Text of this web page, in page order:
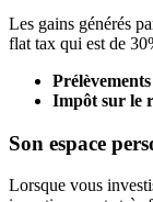
Les gains générés
flat tax qui est de
Impôt sur le
Son espace
Lorsque vous